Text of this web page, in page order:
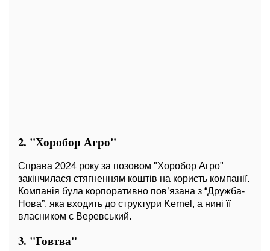
2. "Хоробор Агро"
Справа 2024 року за позовом "Хоробор Агро"
закінчилася стягненням коштів на користь компанії.
Компанія була корпоративно пов’язана з “Дружба-
Нова”, яка входить до структури Kernel, а нині її
власником є Веревський.
3. "Говтва"